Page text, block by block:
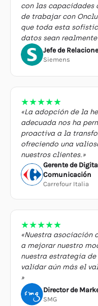
con las capacidades
de trabajar con
que toda esta
datos sean
Jefe de
Siemens
★★★★★
«La adopción de la
adecuada nos ha
proactiva a la
ofreciendo una
nuestros clientes.»
Gerente de
Comunicación
Carrefour Italia
★★★★★
«Nuestra asociación
a mejorar nuestro
nuestra estrategia
validar aún más el
»
Director de
SMG